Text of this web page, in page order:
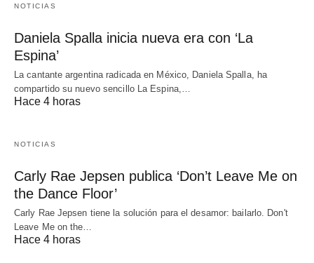
NOTICIAS
Daniela Spalla inicia nueva era con ‘La
Espina’
La cantante argentina radicada en México, Daniela Spalla, ha
compartido su nuevo sencillo La Espina,…
Hace 4 horas
NOTICIAS
Carly Rae Jepsen publica ‘Don’t Leave Me on
the Dance Floor’
Carly Rae Jepsen tiene la solución para el desamor: bailarlo. Don't
Leave Me on the…
Hace 4 horas